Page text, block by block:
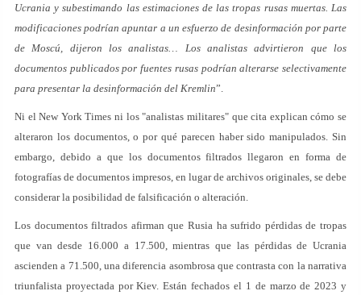
Ucrania y subestimando las estimaciones de las tropas rusas muertas. Las
modificaciones podrían apuntar a un esfuerzo de desinformación por parte
de Moscú, dijeron los analistas… Los analistas advirtieron que los
documentos publicados por fuentes rusas podrían alterarse selectivamente
para presentar la desinformación del Kremlin”.
Ni el New York Times ni los "analistas militares" que cita explican cómo se
alteraron los documentos, o por qué parecen haber sido manipulados. Sin
embargo, debido a que los documentos filtrados llegaron en forma de
fotografías de documentos impresos, en lugar de archivos originales, se debe
considerar la posibilidad de falsificación o alteración.
Los documentos filtrados afirman que Rusia ha sufrido pérdidas de tropas
que van desde 16.000 a 17.500, mientras que las pérdidas de Ucrania
ascienden a 71.500, una diferencia asombrosa que contrasta con la narrativa
triunfalista proyectada por Kiev. Están fechados el 1 de marzo de 2023 y